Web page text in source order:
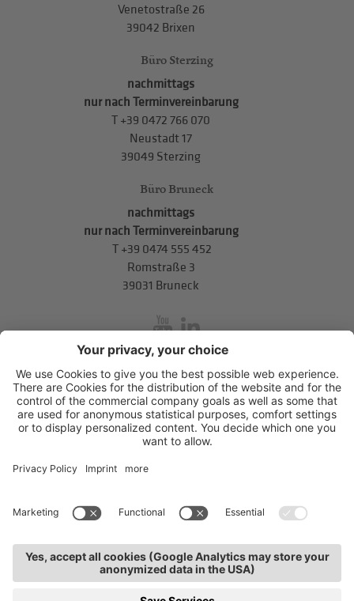
Venetostraße 26
39042 Brixen
Büro Sterzing
nachmittags
nur nach Terminvereinbarung
T +39 0472 766 070
Neustadt 17
39049 Sterzing
Büro Bruneck
nachmittags
nur nach Terminvereinbarung
T +39 0474 555 452
Romstraße 3
39031 Bruneck
inService
Mitterweg 5, Bozner Boden,I-39100Bozen.T+39 0471 310
311.info@hds-bz.it
Impressum
Datenschutzerklärung